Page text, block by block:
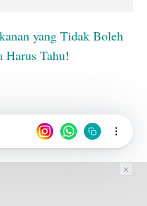
yang Tidak Boleh
Harus Tahu!
Voidelle